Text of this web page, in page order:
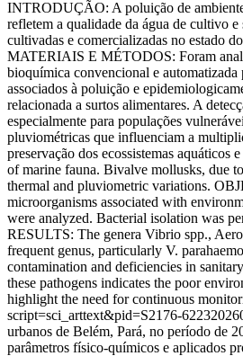
INTRODUÇÃO: A poluição de
refletem a qualidade da água de cultivo
cultivadas e comercializadas no estado
MATERIAIS E MÉTODOS: Foram
bioquímica convencional e
associados à poluição e
relacionada a surtos alimentares. A
especialmente para populações
pluviométricas que influenciam a
preservação dos ecossistemas
of marine fauna. Bivalve mollusks, due
thermal and pluviometric variations.
microorganisms associated with
were analyzed. Bacterial isolation was
RESULTS: The genera Vibrio spp.,
frequent genus, particularly V.
contamination and deficiencies in
these pathogens indicates the poor
highlight the need for continuous
script=sci_arttext&pid=S2176-
urbanos de Belém, Pará, no período de
parâmetros físico-químicos e aplicados